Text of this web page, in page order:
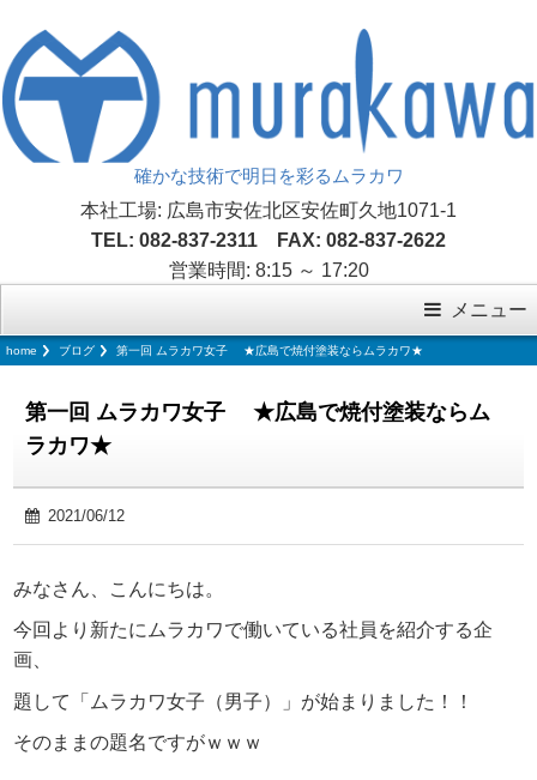
確かな技術で明日を彩るムラカワ
本社工場: 広島市安佐北区安佐町久地1071-1
TEL: 082-837-2311 FAX: 082-837-2622
営業時間: 8:15 ～ 17:20
メニュー
home ブログ 第一回 ムラカワ女子 ★広島で焼付塗装ならムラカワ★
第一回 ムラカワ女子 ★広島で焼付塗装ならム
ラカワ★
2021/06/12
みなさん、こんにちは。
今回より新たにムラカワで働いている社員を紹介する企
画、
題して「ムラカワ女子（男子）」が始まりました！！
そのままの題名ですがｗｗｗ